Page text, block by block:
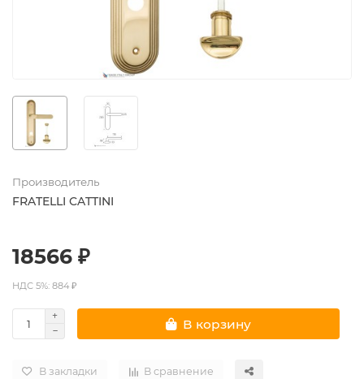
Производитель
FRATELLI CATTINI
18566 ₽
НДС 5%: 884 ₽
В корзину
В закладки В сравнение